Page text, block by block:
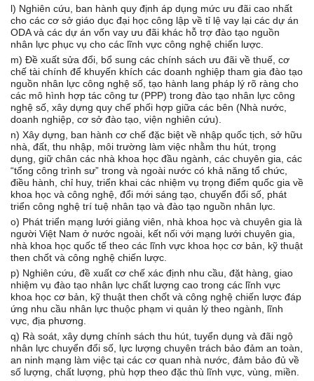
l) Nghiên cứu, ban hành quy định áp dụng mức ưu đãi cao nhất
cho các cơ sở giáo dục đại học công lập về tỉ lệ vay lại các dự án
ODA và các dự án vốn vay ưu đãi khác hỗ trợ đào tạo nguồn
nhân lực phục vụ cho các lĩnh vực công nghệ chiến lược.
m) Đề xuất sửa đổi, bổ sung các chính sách ưu đãi về thuế, cơ
chế tài chính để khuyến khích các doanh nghiệp tham gia đào tạo
nguồn nhân lực công nghệ số, tạo hành lang pháp lý rõ ràng cho
các mô hình hợp tác công tư (PPP) trong đào tạo nhân lực công
nghệ số, xây dựng quy chế phối hợp giữa các bên (Nhà nước,
doanh nghiệp, cơ sở đào tạo, viện nghiên cứu).
n) Xây dựng, ban hành cơ chế đặc biệt về nhập quốc tịch, sở hữu
nhà, đất, thu nhập, môi trường làm việc nhằm thu hút, trọng
dụng, giữ chân các nhà khoa học đầu ngành, các chuyên gia, các
“tổng công trình sư” trong và ngoài nước có khả năng tổ chức,
điều hành, chỉ huy, triển khai các nhiệm vụ trọng điểm quốc gia về
khoa học và công nghệ, đổi mới sáng tạo, chuyển đổi số, phát
triển công nghệ trí tuệ nhân tạo và đào tạo nguồn nhân lực.
o) Phát triển mạng lưới giảng viên, nhà khoa học và chuyên gia là
người Việt Nam ở nước ngoài, kết nối với mạng lưới chuyên gia,
nhà khoa học quốc tế theo các lĩnh vực khoa học cơ bản, kỹ thuật
then chốt và công nghệ chiến lược.
p) Nghiên cứu, đề xuất cơ chế xác định nhu cầu, đặt hàng, giao
nhiệm vụ đào tạo nhân lực chất lượng cao trong các lĩnh vực
khoa học cơ bản, kỹ thuật then chốt và công nghệ chiến lược đáp
ứng nhu cầu nhân lực thuộc phạm vi quản lý theo ngành, lĩnh
vực, địa phương.
q) Rà soát, xây dựng chính sách thu hút, tuyển dụng và đãi ngộ
nhân lực chuyển đổi số, lực lượng chuyên trách bảo đảm an toàn,
an ninh mạng làm việc tại các cơ quan nhà nước, đảm bảo đủ về
số lượng, chất lượng, phù hợp theo đặc thù lĩnh vực, vùng, miền.